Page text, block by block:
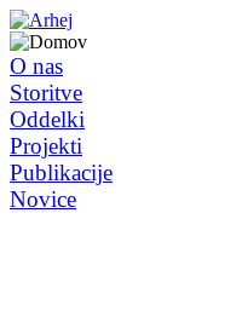
O nas
Storitve
Oddelki
Projekti
Publikacije
Novice